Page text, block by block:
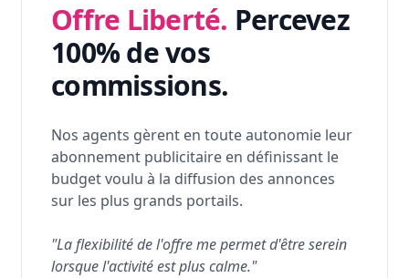
Offre Liberté. Percevez
100% de vos
commissions.
Nos agents gèrent en toute autonomie leur
abonnement publicitaire en définissant le
budget voulu à la diffusion des annonces
sur les plus grands portails.
"La flexibilité de l'offre me permet d'être serein
lorsque l'activité est plus calme."